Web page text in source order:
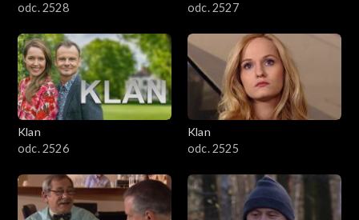
odc. 2528
odc. 2527
Klan
odc. 2526
Klan
odc. 2525